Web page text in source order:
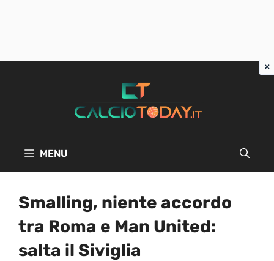
MENU
Smalling, niente accordo
tra Roma e Man United:
salta il Siviglia